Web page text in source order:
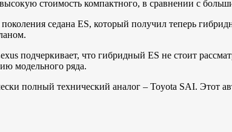
стоимость компактного, в сравнении с
седана ES, который получил теперь
подчеркивает, что гибридный ES не стоит
модельного ряда.
полный технический аналог – Toyota SAI. Этот